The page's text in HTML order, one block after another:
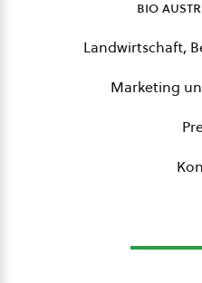
bio
Landwirtschaft,
Marketing